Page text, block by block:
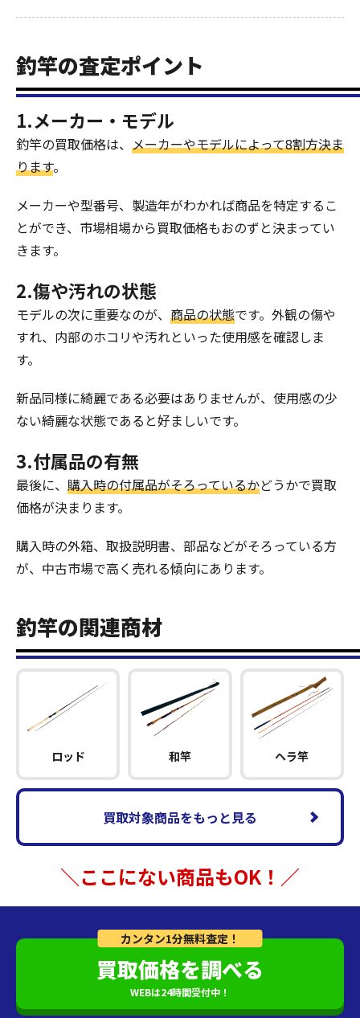
釣竿の査定ポイント
1.メーカー・モデル
釣竿の買取価格は、 メーカーやモデルによって8割方決ま
ります。
メーカーや型番号、製造年がわかれば商品を特定するこ
とができ、市場相場から買取価格もおのずと決まってい
きます。
2.傷や汚れの状態
モデルの次に重要なのが、 商品の状態です。外観の傷や
すれ、内部のホコリや汚れといった使用感を確認しま
す。
新品同様に綺麗である必要はありませんが、使用感の少
ない綺麗な状態であると好ましいです。
3.付属品の有無
最後に、 購入時の付属品がそろっているかどうかで買取
価格が決まります。
購入時の外箱、取扱説明書、部品などがそろっている方
が、中古市場で高く売れる傾向にあります。
釣竿の関連商材
ロッド 和竿 ヘラ竿
買取対象商品をもっと見る
＼ここにない商品もOK！／
カンタン1分無料査定！
買取価格を調べる
WEBは24時間受付中！